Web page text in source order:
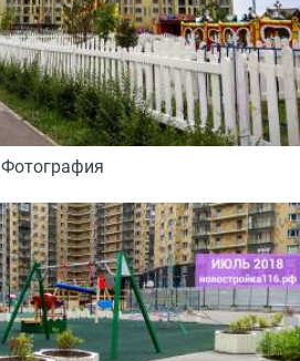
Фотография